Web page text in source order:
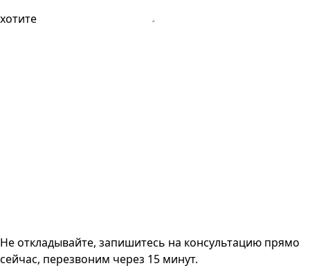
хотите
Не откладывайте, запишитесь на консультацию прямо
сейчас, перезвоним через 15 минут.